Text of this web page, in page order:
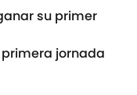
su primer
jornada